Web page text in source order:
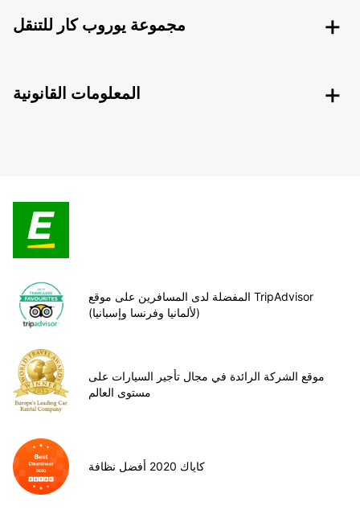
مجموعة يوروب كار للتنقل
المعلومات القانونية
المفضلة لدى المسافرين على موقع TripAdvisor
(لألمانيا وفرنسا وإسبانيا)
موقع الشركة الرائدة في مجال تأجير السيارات على
مستوى العالم
كاياك 2020 أفضل نظافة